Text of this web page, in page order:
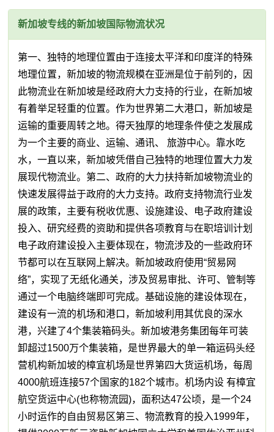
新加坡专线的新加坡国际物流状况
第一、独特的地理位置由于连接太平洋和印度洋的特殊
地理位置，新加坡的物流规模在亚洲是位于前列的，因
此物流业在新加坡是经政府大力支持的行业，在新加坡
有着举足轻重的位置。作为世界第二大港口，新加坡是
运输的重要周转之地。得天独厚的地理条件使之发展成
为一个主要的商业、运输、通讯、 旅游中心。靠水吃
水，一直以来，新加坡凭借自己独特的地理位置大力发
展现代物流业。第二、政府的大力扶持新加坡物流业的
快速发展得益于政府的大力支持。政府支持物流行业发
展的政策，主要有税收优惠、设施建设、电子政府建设
投入、研究经费的资助和提供各项教育与在职培训计划
电子政府建设投入主要体现在，物流涉及的一些政府环
节都可以在互联网上解决。新加坡政府使用“贸易网
络”，实现了无纸化通关，涉及贸易审批、许可、管制等
通过一个电脑终端即可完成。基础设施的建设体现在，
建设有一流的机场和港口，新加坡利用其优良的深水
港，兴建了4个集装箱码头。新加坡港务集团每年可装
卸超过1500万个集装箱，是世界最大的单一箱运码头经
营机构新加坡的樟宜机场是世界第四大货运机场，每周
4000航班连接57个国家的182个城市。机场内设 有樟宜
航空货运中心(也称物流园)，面积达47公顷，是一个24
小时运作的自由贸易区第三、物流教育的投入1999年，